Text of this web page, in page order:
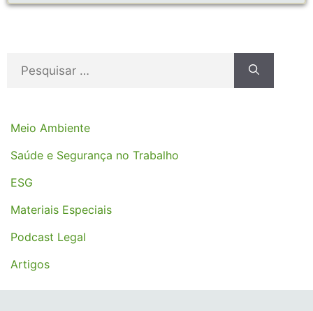
Meio Ambiente
Saúde e Segurança no Trabalho
ESG
Materiais Especiais
Podcast Legal
Artigos